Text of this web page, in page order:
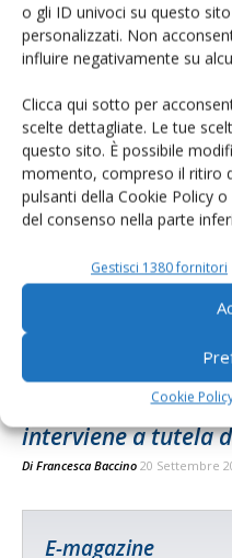
o gli ID univoci su questo
personalizzati. Non
influire negativamente su
Clicca qui sotto per
scelte dettagliate. Le tue
questo sito. È possibile
momento, compreso il ritiro
pulsanti della Cookie Policy
del consenso nella parte
Gestisci 1380 fornitori
Cookie
Consorzio
Francesca Baccino
Il Consorzio del
interviene a tutela
Di Francesca Baccino 20 Settembre
E-magazine